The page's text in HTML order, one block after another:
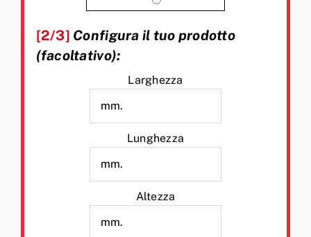
[2/3] Configura il tuo prodotto
(facoltativo):
Larghezza
Lunghezza
Altezza